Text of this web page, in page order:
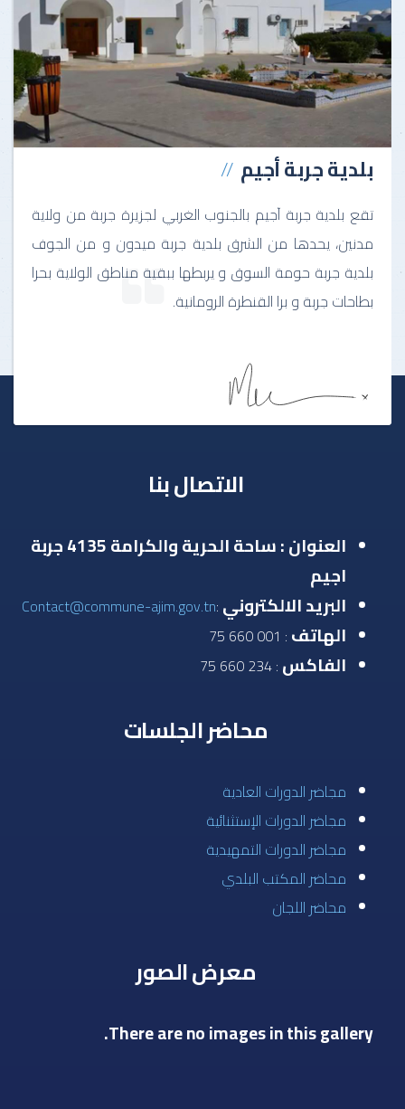
بلدية جربة أجيم
تقع بلدية جربة آجيم بالجنوب الغربي لجزيرة جربة من ولاية
مدنين، يحدها من الشرق بلدية جربة ميدون و من الجوف
بلدية جربة حومة السوق و يربطها ببقية مناطق الولاية بحرا
بطاحات جربة و برا القنطرة الرومانية.
الاتصال بنا
العنوان : ساحة الحرية والكرامة 4135 جربة
اجيم
البريد الالكتروني :
Contact@commune-ajim.gov.tn
الهاتف : 001 660 75
الفاكس : 234 660 75
محاضر الجلسات
مجاضر الدورات العادية
مجاضر الدورات الإستثنائية
مجاضر الدورات التمهيدية
محاضر المكتب البلدي
محاضر اللجان
معرض الصور
There are no images in this gallery.